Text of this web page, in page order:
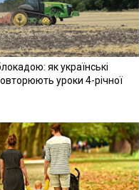
як українські
уроки 4-річної